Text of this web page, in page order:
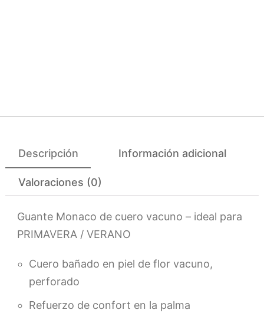
Descripción Información adicional
Valoraciones (0)
Guante Monaco de cuero vacuno – ideal para
PRIMAVERA / VERANO
Cuero bañado en piel de flor vacuno,
perforado
Refuerzo de confort en la palma